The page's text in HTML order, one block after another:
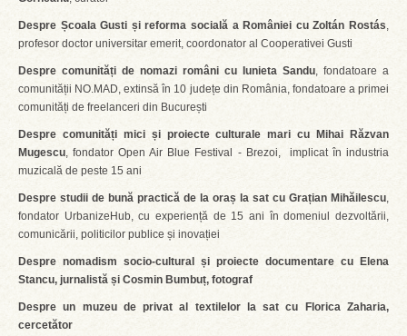
Despre Școala Gusti și reforma socială a României cu Zoltán Rostás,
profesor doctor universitar emerit, coordonator al Cooperativei Gusti
Despre comunități de nomazi români cu Iunieta Sandu, fondatoare a
comunității NO.MAD, extinsă în 10 județe din România, fondatoare a primei
comunități de freelanceri din București
Despre comunități mici și proiecte culturale mari cu Mihai Răzvan
Mugescu, fondator Open Air Blue Festival - Brezoi, implicat în industria
muzicală de peste 15 ani
Despre studii de bună practică de la oraș la sat cu Grațian Mihăilescu,
fondator UrbanizeHub, cu experiență de 15 ani în domeniul dezvoltării,
comunicării, politicilor publice și inovației
Despre nomadism socio-cultural și proiecte documentare cu Elena
Stancu, jurnalistă și Cosmin Bumbuț, fotograf
Despre un muzeu de privat al textilelor la sat cu Florica Zaharia,
cercetător